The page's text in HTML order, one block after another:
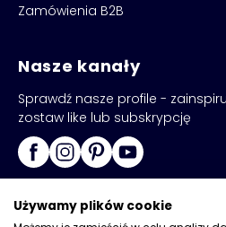
Zamówienia B2B
Nasze kanały
Sprawdź nasze profile -
zostaw like lub subskrypcję
Używamy plików cookie